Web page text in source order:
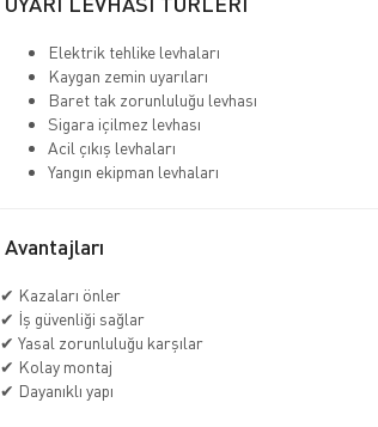
Elektrik tehlike levhaları
Kaygan zemin uyarıları
Baret tak zorunluluğu levhası
Sigara içilmez levhası
Acil çıkış levhaları
Yangın ekipman levhaları
Avantajları
✔ Kazaları önler
✔ İş güvenliği sağlar
✔ Yasal zorunluluğu karşılar
✔ Kolay montaj
✔ Dayanıklı yapı